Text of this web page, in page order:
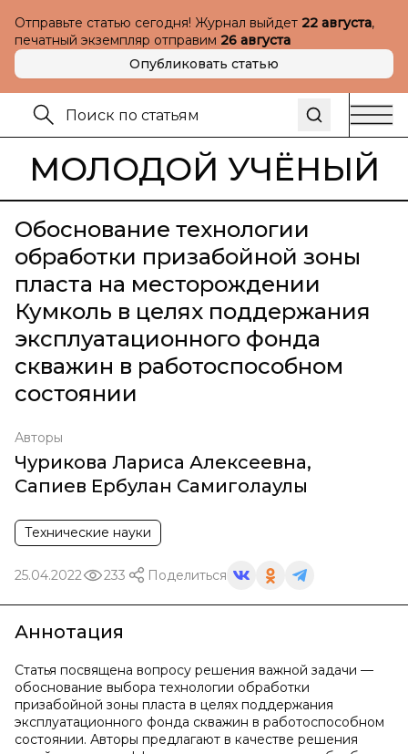
Отправьте статью сегодня! Журнал выйдет 22 августа,
печатный экземпляр отправим 26 августа
Опубликовать статью
МОЛОДОЙ УЧЁНЫЙ
Обоснование технологии
обработки призабойной зоны
пласта на месторождении
Кумколь в целях поддержания
эксплуатационного фонда
скважин в работоспособном
состоянии
Авторы
Чурикова Лариса Алексеевна,
Сапиев Ербулан Самиголаулы
Технические науки
25.04.2022 233 Поделиться
Аннотация
Статья посвящена вопросу решения важной задачи —
обоснование выбора технологии обработки
призабойной зоны пласта в целях поддержания
эксплуатационного фонда скважин в работоспособном
состоянии. Авторы предлагают в качестве решения